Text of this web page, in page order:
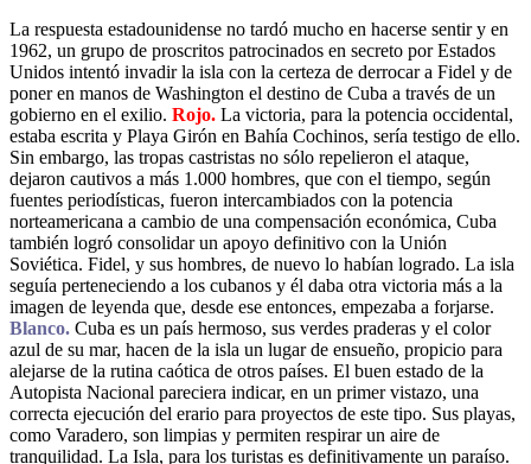
La respuesta estadounidense no tardó mucho en hacerse sentir y en
1962, un grupo de proscritos patrocinados en secreto por Estados
Unidos intentó invadir la isla con la certeza de derrocar a Fidel y de
poner en manos de Washington el destino de Cuba a través de un
gobierno en el exilio. Rojo. La victoria, para la potencia occidental,
estaba escrita y Playa Girón en Bahía Cochinos, sería testigo de ello.
Sin embargo, las tropas castristas no sólo repelieron el ataque,
dejaron cautivos a más 1.000 hombres, que con el tiempo, según
fuentes periodísticas, fueron intercambiados con la potencia
norteamericana a cambio de una compensación económica, Cuba
también logró consolidar un apoyo definitivo con la Unión
Soviética. Fidel, y sus hombres, de nuevo lo habían logrado. La isla
seguía perteneciendo a los cubanos y él daba otra victoria más a la
imagen de leyenda que, desde ese entonces, empezaba a forjarse.
Blanco. Cuba es un país hermoso, sus verdes praderas y el color
azul de su mar, hacen de la isla un lugar de ensueño, propicio para
alejarse de la rutina caótica de otros países. El buen estado de la
Autopista Nacional pareciera indicar, en un primer vistazo, una
correcta ejecución del erario para proyectos de este tipo. Sus playas,
como Varadero, son limpias y permiten respirar un aire de
tranquilidad. La Isla, para los turistas es definitivamente un paraíso.